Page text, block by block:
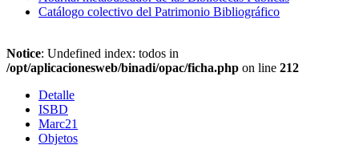
Catálogo colectivo del Patrimonio Bibliográfico
Notice: Undefined index: todos in
/opt/aplicacionesweb/binadi/opac/ficha.php on line 212
Detalle
ISBD
Marc21
Objetos